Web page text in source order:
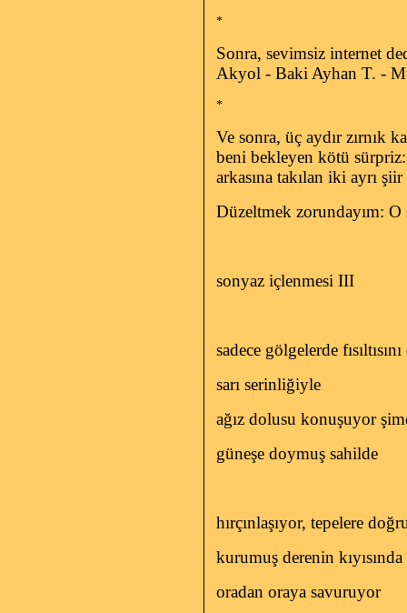
*
Sonra, sevimsiz internet
Akyol - Baki Ayhan T. -
*
Ve sonra, üç aydır zırnık
beni bekleyen kötü sürpriz:
arkasına takılan iki ayrı
Düzeltmek zorundayım:
sonyaz içlenmesi III
sadece gölgelerde
sarı serinliğiyle
ağız dolusu konuşuyor
güneşe doymuş sahilde
hırçınlaşıyor, tepelere
kurumuş derenin kıyısında
oradan oraya savuruyor